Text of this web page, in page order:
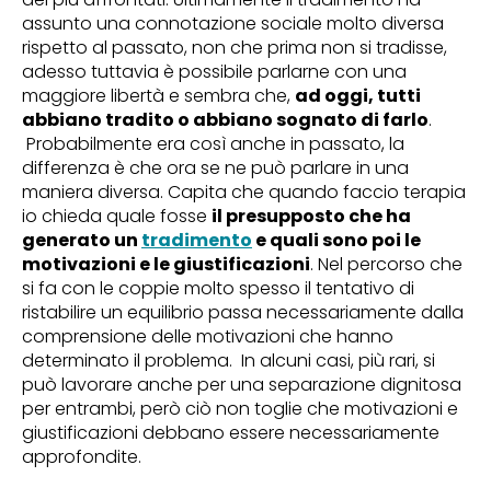
assunto una connotazione sociale molto diversa
rispetto al passato, non che prima non si tradisse,
adesso tuttavia è possibile parlarne con una
maggiore libertà e sembra che, ad oggi, tutti
abbiano tradito o abbiano sognato di farlo.
Probabilmente era così anche in passato, la
differenza è che ora se ne può parlare in una
maniera diversa. Capita che quando faccio terapia
io chieda quale fosse il presupposto che ha
generato un tradimento e quali sono poi le
motivazioni e le giustificazioni. Nel percorso che
si fa con le coppie molto spesso il tentativo di
ristabilire un equilibrio passa necessariamente dalla
comprensione delle motivazioni che hanno
determinato il problema. In alcuni casi, più rari, si
può lavorare anche per una separazione dignitosa
per entrambi, però ciò non toglie che motivazioni e
giustificazioni debbano essere necessariamente
approfondite.